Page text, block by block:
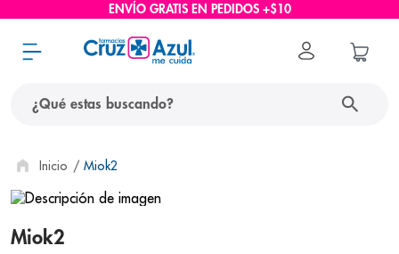
ENVÍO GRATIS EN PEDIDOS +$10
Miok2
Miok2
términos más buscados
1. protector solar
2. pañales